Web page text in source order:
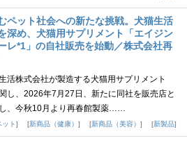
ペット社会への新たな挑戦。犬猫生活
深め、犬猫用サプリメント「エイジン
レ*1」の自社販売を始動／株式会社再
活株式会社が製造する犬猫用サプリメント
し、2026年7月27日、新たに同社を販売店と
、今秋10月より再春館製薬……
ット 新商品（健康） 新商品（美容） 新製品